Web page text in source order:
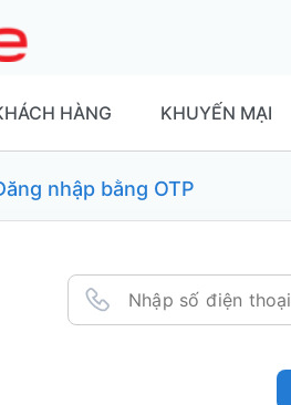
HÀNG KHUYẾN MẠI
nhập bằng OTP